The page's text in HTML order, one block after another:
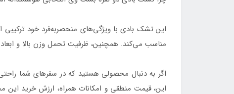
این تشک بادی با ویژگی‌های منحصربه‌فرد خود ترکیبی
مناسب می‌کند. همچنین، ظرفیت تحمل وزن بالا و ابعاد
اگر به دنبال محصولی هستید که در سفرهای شما
این، قیمت منطقی و امکانات همراه، ارزش خرید